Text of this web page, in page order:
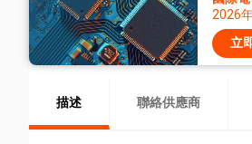
2026
立
描述 聯絡供應商